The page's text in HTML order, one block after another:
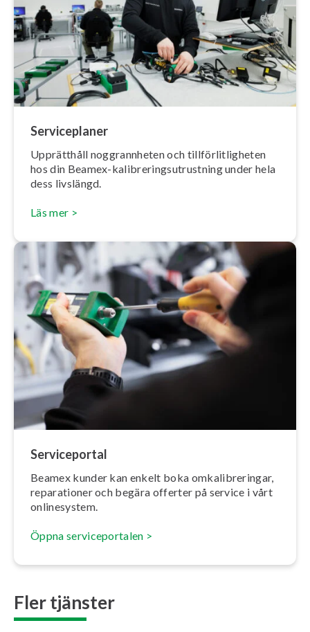
Ser­vice­pla­ner
Upprätthåll nog­grann­he­ten och till­för­lit­lig­he­ten
hos din Beamex-ka­libre­rings­ut­rust­ning under hela
dess livslängd.
Läs mer >
Ser­vice­por­tal
Beamex kunder kan enkelt boka om­ka­libre­ring­ar,
re­pa­ra­tio­ner och begära offerter på service i vårt
on­li­ne­sy­stem.
Öppna ser­vice­por­ta­len >
Fler tjänster